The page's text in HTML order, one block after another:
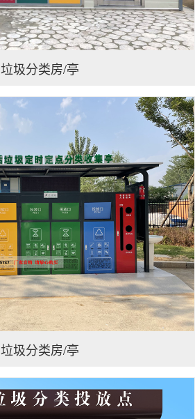
垃圾分类房/亭
垃圾分类房/亭